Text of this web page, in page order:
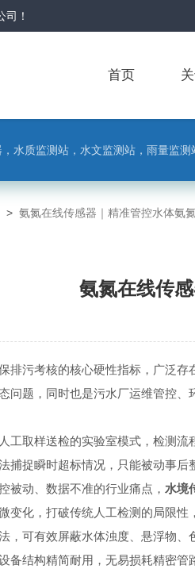
司 ！
首页
水质监测站，水文监测站，雨量监
> 氨氮在线传感器｜精准管控水体氨
氨氮在线传
排污考核的核心硬性指标，广泛
问题，同时也是污水厂运维管控
工取样送检的实验室模式，检测
捕捉瞬时超标情况，只能被动事
被动、数据不准的行业痛点， 水境
变化，打破传统人工检测的局限性
，可有效屏蔽水体浊度、悬浮物
备结构精简耐用，无易损耗精密